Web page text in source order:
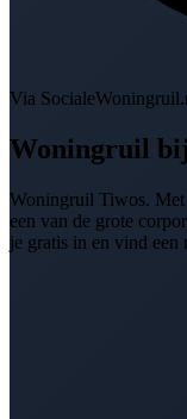
Via
Woningruil bij
Woningruil Tiwos.
een van de grote
je gratis in en vind